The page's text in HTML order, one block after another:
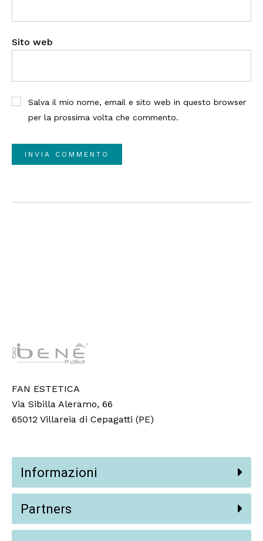
Sito web
Salva il mio nome, email e sito web in questo browser
per la prossima volta che commento.
FAN ESTETICA
Via Sibilla Aleramo, 66
65012 Villareia di Cepagatti (PE)
Informazioni
Partners